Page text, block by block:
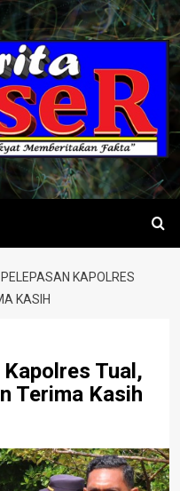
KAPOLRES
KASIH
Tual,
Terima Kasih